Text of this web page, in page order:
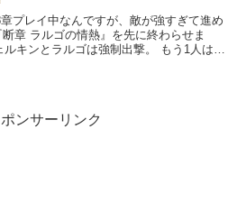
プレイ中なんですが、敵が強すぎて進め
章 ラルゴの情熱』を先に終わらせま
キンとラルゴは強制出撃。 もう1人はア
ンサーリンク